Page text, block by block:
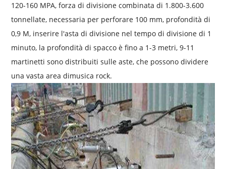
120-160 MPA, forza di divisione combinata di 1.800-3.600
tonnellate, necessaria per perforare 100 mm, profondità di
0,9 M, inserire l'asta di divisione nel tempo di divisione di 1
minuto, la profondità di spacco è fino a 1-3 metri, 9-11
martinetti sono distribuiti sulle aste, che possono dividere
una vasta area dimusica rock.